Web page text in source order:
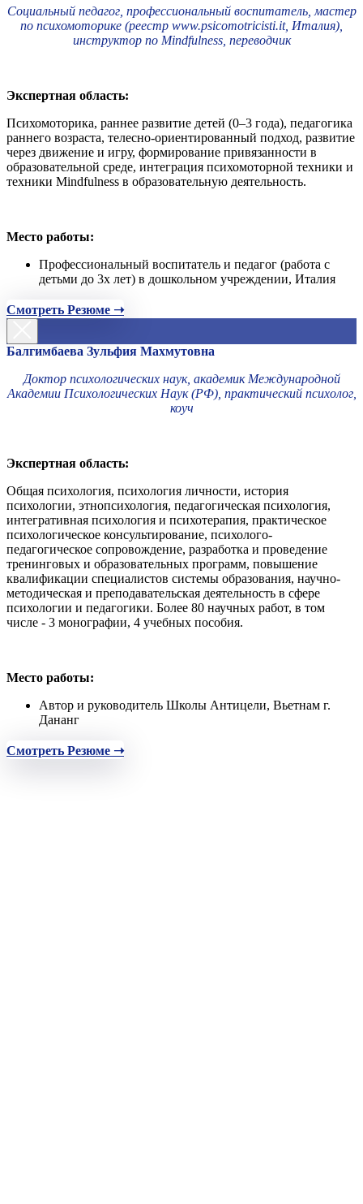
Социальный педагог, профессиональный воспитатель, мастер
по психомоторике (реестр www.psicomotricisti.it, Италия),
инструктор по Mindfulness, переводчик
Экспертная область:
Психомоторика, раннее развитие детей (0–3 года), педагогика
раннего возраста, телесно-ориентированный подход, развитие
через движение и игру, формирование привязанности в
образовательной среде, интеграция психомоторной техники и
техники Mindfulness в образовательную деятельность.
Место работы:
Профессиональный воспитатель и педагог (работа с
детьми до 3х лет) в дошкольном учреждении, Италия
Смотреть Резюме ➝
Балгимбаева Зульфия Махмутовна
Доктор психологических наук, академик Международной
Академии Психологических Наук (РФ), практический психолог,
коуч
Экспертная область:
Общая психология, психология личности, история
психологии, этнопсихология, педагогическая психология,
интегративная психология и психотерапия, практическое
психологическое консультирование, психолого-
педагогическое сопровождение, разработка и проведение
тренинговых и образовательных программ, повышение
квалификации специалистов системы образования, научно-
методическая и преподавательская деятельность в сфере
психологии и педагогики. Более 80 научных работ, в том
числе - 3 монографии, 4 учебных пособия.
Место работы:
Автор и руководитель Школы Антицели, Вьетнам г.
Дананг
Смотреть Резюме ➝